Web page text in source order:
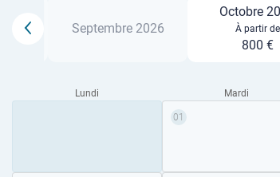
Septembre 2026
Octobre
À partir de
800 €
Lundi Mardi
01